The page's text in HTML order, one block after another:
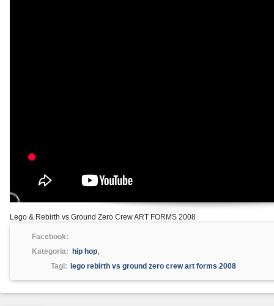
Lego & Rebirth vs Ground Zero Crew ART FORMS 2008
Facebook:
Kategoria:
hip hop,
Tagi:
lego rebirth vs ground zero crew art forms 2008